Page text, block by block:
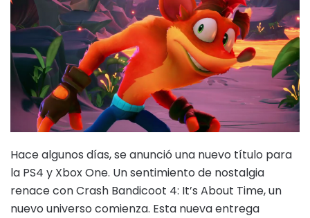
Hace algunos días, se anunció una nuevo título para
la PS4 y Xbox One. Un sentimiento de nostalgia
renace con Crash Bandicoot 4: It’s About Time, un
nuevo universo comienza. Esta nueva entrega